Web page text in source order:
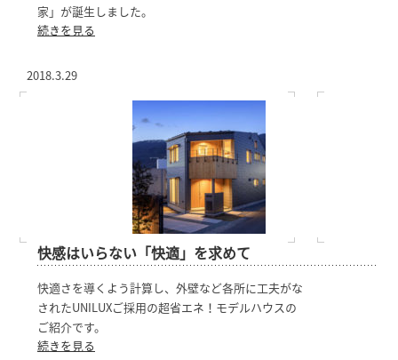
家」が誕生しました。
続きを見る
2018.3.29
快感はいらない「快適」を求めて
快適さを導くよう計算し、外壁など各所に工夫がな
されたUNILUXご採用の超省エネ！モデルハウスの
ご紹介です。
続きを見る